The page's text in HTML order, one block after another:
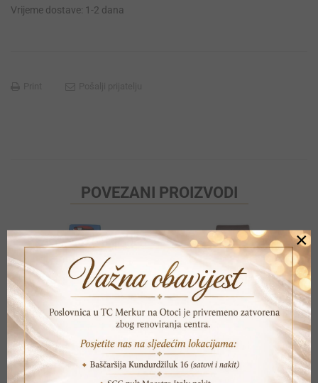
Vrijeme dostave: 1-2 dana
POVEZANI PROIZVODI
×